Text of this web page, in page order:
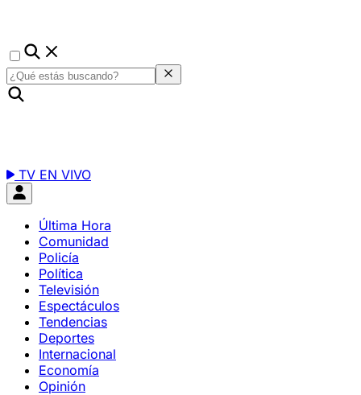
TV EN VIVO
Última Hora
Comunidad
Policía
Política
Televisión
Espectáculos
Tendencias
Deportes
Internacional
Economía
Opinión